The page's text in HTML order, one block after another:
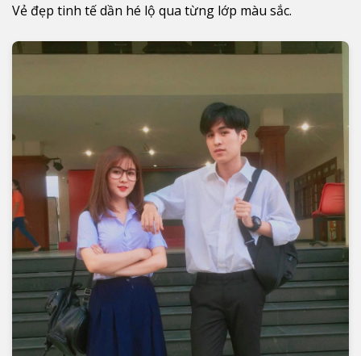
Vẻ đẹp tinh tế dần hé lộ qua từng lớp màu sắc.